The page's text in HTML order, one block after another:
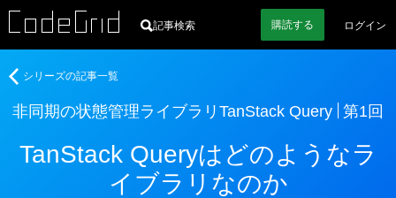
記事検索 購読する ログイン
非同期の状態管理ライブラリTanStack Query 第1回
TanStack Queryはどのようなラ
イブラリなのか
者
非
期
状
シリーズの記事一覧